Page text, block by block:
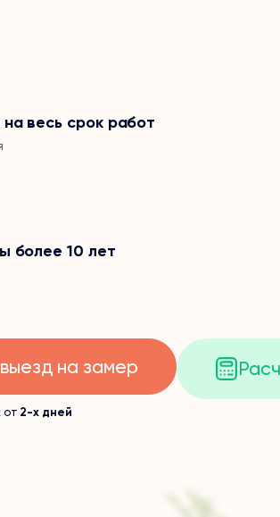
весь срок работ
более 10 лет
на замер
от 2-х дней